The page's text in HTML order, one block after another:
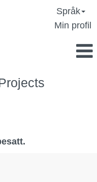
Språk
Min profil